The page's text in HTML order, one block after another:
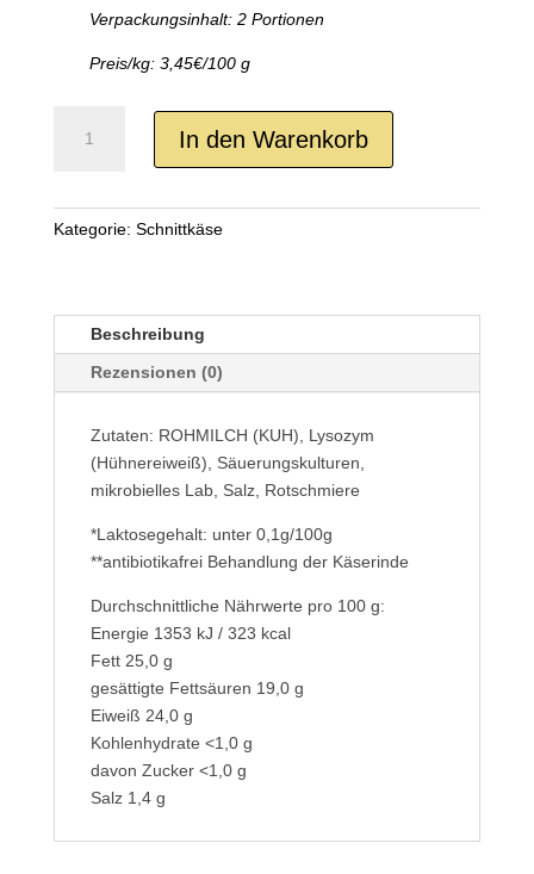
Verpackungsinhalt: 2 Portionen
Preis/kg: 3,45€/100 g
In den Warenkorb
Kategorie: Schnittkäse
Beschreibung
Rezensionen (0)
Zutaten: ROHMILCH (KUH), Lysozym
(Hühnereiweiß), Säuerungskulturen,
mikrobielles Lab, Salz, Rotschmiere
*Laktosegehalt: unter 0,1g/100g
**antibiotikafrei Behandlung der Käserinde
Durchschnittliche Nährwerte pro 100 g:
Energie 1353 kJ / 323 kcal
Fett 25,0 g
gesättigte Fettsäuren 19,0 g
Eiweiß 24,0 g
Kohlenhydrate <1,0 g
davon Zucker <1,0 g
Salz 1,4 g